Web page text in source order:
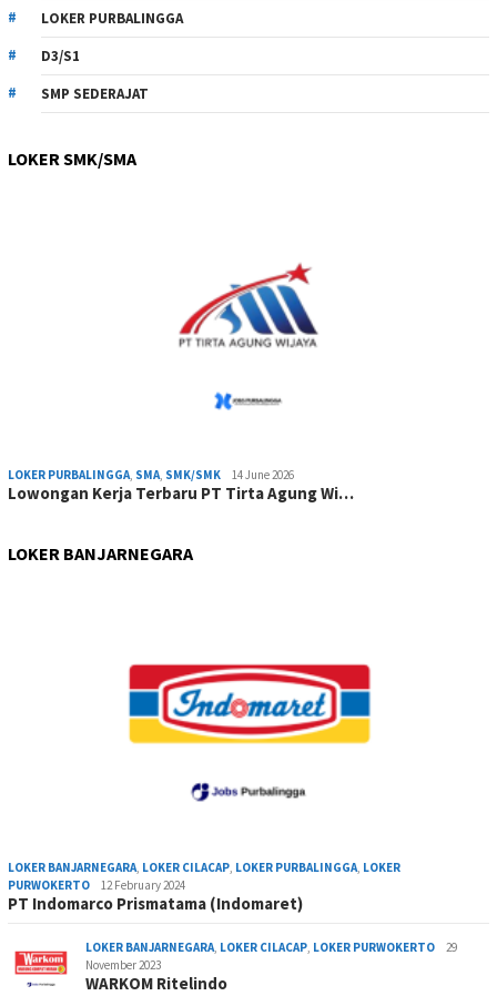
LOKER PURBALINGGA
D3/S1
SMP SEDERAJAT
LOKER SMK/SMA
LOKER PURBALINGGA, SMA, SMK/SMK 14 June 2026
Lowongan Kerja Terbaru PT Tirta Agung Wi…
LOKER BANJARNEGARA
LOKER BANJARNEGARA, LOKER CILACAP, LOKER PURBALINGGA, LOKER
PURWOKERTO
12 February 2024
PT Indomarco Prismatama (Indomaret)
LOKER BANJARNEGARA, LOKER CILACAP, LOKER PURWOKERTO
29
November 2023
WARKOM Ritelindo